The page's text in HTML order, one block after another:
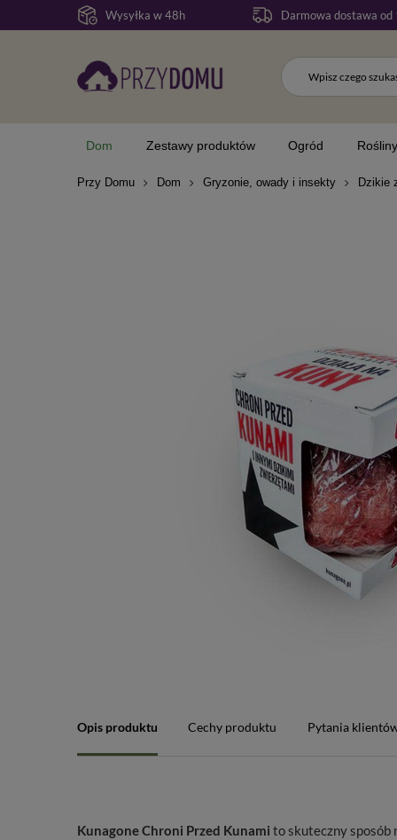
Wysyłka w 48h Darmowa dostawa od
Dom Zestawy produktów Ogród Rośliny
Przy Domu Dom Gryzonie, owady i insekty Dzikie
Opis produktu Cechy produktu Pytania
Kunagone Chroni Przed Kunami to skuteczny sposób